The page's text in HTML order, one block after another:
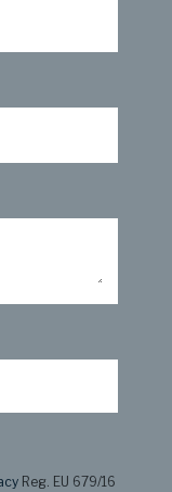
Reg. EU 679/16